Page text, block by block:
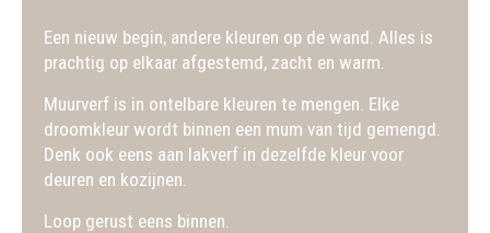
Een nieuw begin, andere kleuren op de wand. Alles is
prachtig op elkaar afgestemd, zacht en warm.
Muurverf is in ontelbare kleuren te mengen. Elke
droomkleur wordt binnen een mum van tijd gemengd.
Denk ook eens aan lakverf in dezelfde kleur voor
deuren en kozijnen.
Loop gerust eens binnen.